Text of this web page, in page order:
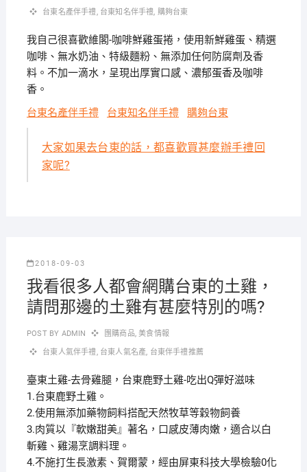
台東名產伴手禮, 台東知名伴手禮, 購夠台東
我自己很喜歡維閣-咖啡鮮雞蛋捲，使用新鮮雞蛋、精選
咖啡、無水奶油、特級麵粉、無添加任何防腐劑及香
料。不加一滴水，呈現出厚實口感、濃郁蛋香及咖啡
香。
台東名產伴手禮
台東知名伴手禮 購夠台東
大家如果去台東的話，都喜歡買甚麼辦手禮回
家呢?
2018-09-03
我看很多人都會網購台東的土雞，
請問那邊的土雞有甚麼特別的嗎?
POST BY ADMIN 團購商品,美食情報
台東人氣伴手禮, 台東人氣名產, 台東伴手禮推薦
臺東土雞-去骨雞腿，台東鹿野土雞-吃出Q彈好滋味
1.台東鹿野土雞。
2.使用無添加藥物飼料搭配天然牧草等穀物飼養
3.肉質以『軟嫩甜美』著名，口感皮薄肉嫩，適合以白
斬雞、雞湯烹調料理。
4.不施打生長激素、賀爾蒙，經由屏東科技大學檢驗0化